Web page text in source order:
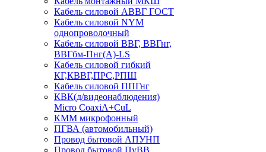
Кабель силовой АВВГ ГОСТ
Кабель силовой NYM
однопроволочный
Кабель силовой ВВГ, ВВГнг,
ВВГбм-Пнг(А)-LS
Кабель силовой гибкий
КГ,КВВГ,ПРС,РПШ
Кабель силовой ППГнг
КВК(д/видеонаблюдения)
Micro CoaxiA+CuL
КММ микрофонный
ПГВА (автомобильный)
Провод бытовой АПУНП